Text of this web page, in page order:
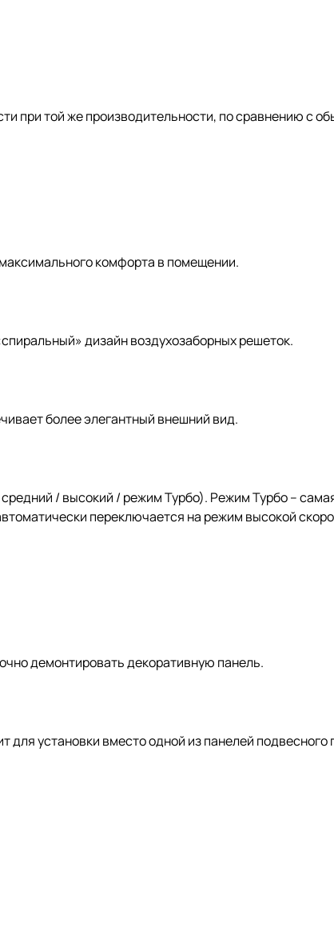
при той же производительности, по сравнению с
комфорта в помещении.
дизайн воздухозаборных решеток.
более элегантный внешний вид.
/ высокий / режим Турбо). Режим Турбо –
переключается на режим высокой
демонтировать декоративную панель.
установки вместо одной из панелей подвесного